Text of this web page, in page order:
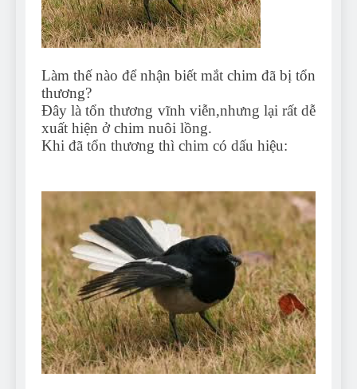
Can Bulldogs Play Fetch?
And How to Train Them!
7 Năm Ago
Groom My Bulldog
Làm thế nào để nhận biết mắt chim đã bị tổn
thương?
Đây là tổn thương vĩnh viễn,nhưng lại rất dễ
xuất hiện ở chim nuôi lồng.
Khi đã tổn thương thì chim có dấu hiệu: